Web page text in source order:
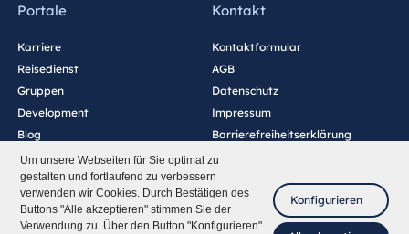
Um unsere Webseiten für Sie optimal zu
gestalten und fortlaufend zu verbessern
verwenden wir Cookies. Durch Bestätigen des
Buttons "Alle akzeptieren" stimmen Sie der
Verwendung zu. Über den Button "Konfigurieren"
Konfigurieren
Portale
Karriere
Reisedienst
Gruppen
Development
Blog
Kontakt
Kontaktformular
AGB
Datenschutz
Impressum
Barrierefreiheitserklärung
Cookie-Einstellungen